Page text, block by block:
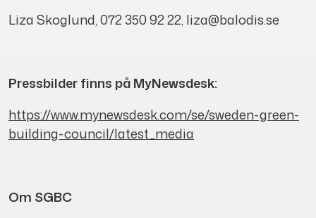
Liza Skoglund, 072 350 92 22, liza@balodis.se
Pressbilder finns på MyNewsdesk:
https://www.mynewsdesk.com/se/sweden-green-
building-council/latest_media
Om SGBC